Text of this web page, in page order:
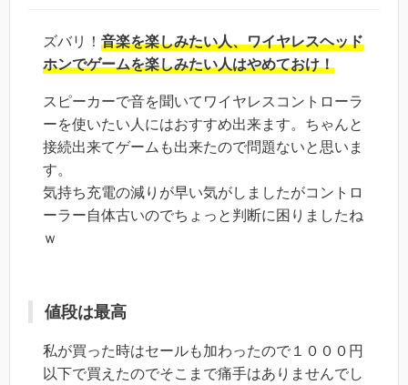
ズバリ！ 音楽を楽しみたい人、ワイヤレスヘッド
ホンでゲームを楽しみたい人はやめておけ！
スピーカーで音を聞いてワイヤレスコントローラ
ーを使いたい人にはおすすめ出来ます。ちゃんと
接続出来てゲームも出来たので問題ないと思いま
す。
気持ち充電の減りが早い気がしましたがコントロ
ーラー自体古いのでちょっと判断に困りましたね
ｗ
値段は最高
私が買った時はセールも加わったので１０００円
以下で買えたのでそこまで痛手はありませんでし